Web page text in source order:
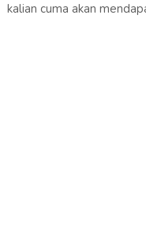
kalian cuma akan